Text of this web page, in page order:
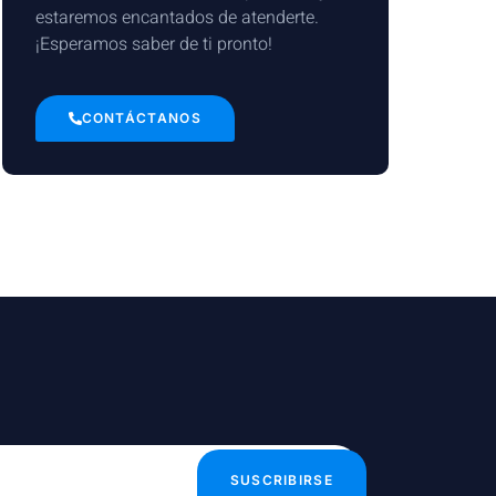
estaremos encantados de atenderte.
¡Esperamos saber de ti pronto!
CONTÁCTANOS
SUSCRIBIRSE